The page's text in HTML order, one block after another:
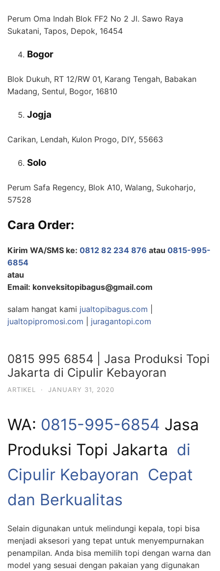
Perum Oma Indah Blok FF2 No 2 Jl. Sawo Raya
Sukatani, Tapos, Depok, 16454
Bogor
Blok Dukuh, RT 12/RW 01, Karang Tengah, Babakan
Madang, Sentul, Bogor, 16810
Jogja
Carikan, Lendah, Kulon Progo, DIY, 55663
Solo
Perum Safa Regency, Blok A10, Walang, Sukoharjo,
57528
Cara Order:
Kirim WA/SMS ke: 0812 82 234 876 atau 0815-995-
6854
atau
Email: konveksitopibagus@gmail.com
salam hangat kami jualtopibagus.com
jualtopipromosi.com
juragantopi.com
0815 995 6854 | Jasa Produksi Topi
Jakarta di Cipulir Kebayoran
ARTIKEL · JANUARY 31, 2020
WA: 0815-995-6854 Jasa
Produksi Topi Jakarta di
Cipulir Kebayoran Cepat
dan Berkualitas
Selain digunakan untuk melindungi kepala, topi bisa
menjadi aksesori yang tepat untuk menyempurnakan
penampilan. Anda bisa memilih topi dengan warna dan
model yang sesuai dengan pakaian yang digunakan